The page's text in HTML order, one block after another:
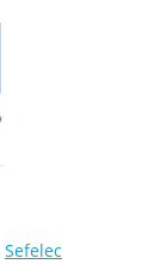
Sefelec